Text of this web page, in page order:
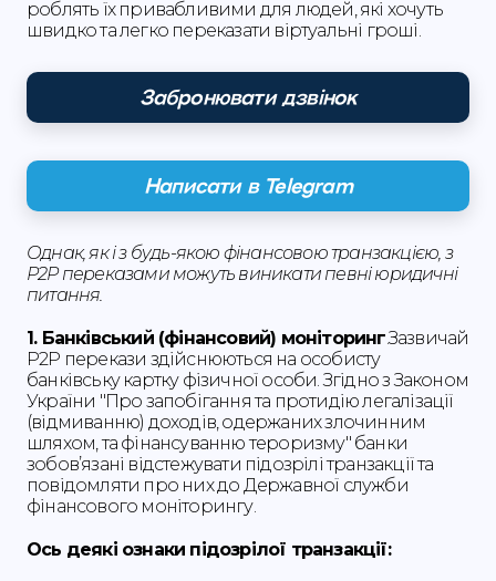
роблять їх привабливими для людей, які хочуть
швидко та легко переказати віртуальні гроші.
Забронювати дзвінок
Написати в Telegram
Однак, як і з будь-якою фінансовою транзакцією, з
P2P переказами можуть виникати певні юридичні
питання.
1. Банківський (фінансовий) моніторинг.Зазвичай
Р2Р перекази здійснюються на особисту
банківську картку фізичної особи. Згідно з Законом
України "Про запобігання та протидію легалізації
(відмиванню) доходів, одержаних злочинним
шляхом, та фінансуванню тероризму" банки
зобовʼязані відстежувати підозрілі транзакції та
повідомляти про них до Державної служби
фінансового моніторингу.
Ось деякі ознаки підозрілої транзакції: